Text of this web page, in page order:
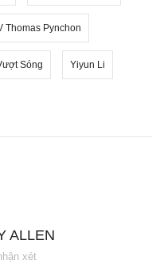
Thomas Pynchon
Sóng Yiyun Li
ALLEN
xét